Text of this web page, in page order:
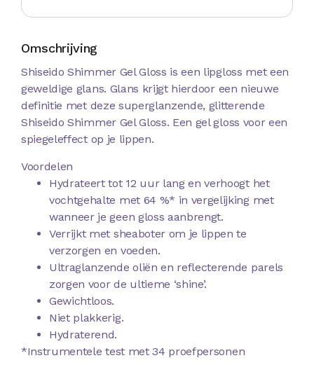
Omschrijving
Shiseido Shimmer Gel Gloss is een lipgloss met een
geweldige glans. Glans krijgt hierdoor een nieuwe
definitie met deze superglanzende, glitterende
Shiseido Shimmer Gel Gloss. Een gel gloss voor een
spiegeleffect op je lippen.
Voordelen
Hydrateert tot 12 uur lang en verhoogt het
vochtgehalte met 64 %* in vergelijking met
wanneer je geen gloss aanbrengt.
Verrijkt met sheaboter om je lippen te
verzorgen en voeden.
Ultraglanzende oliën en reflecterende parels
zorgen voor de ultieme ‘shine’.
Gewichtloos.
Niet plakkerig.
Hydraterend.
*Instrumentele test met 34 proefpersonen